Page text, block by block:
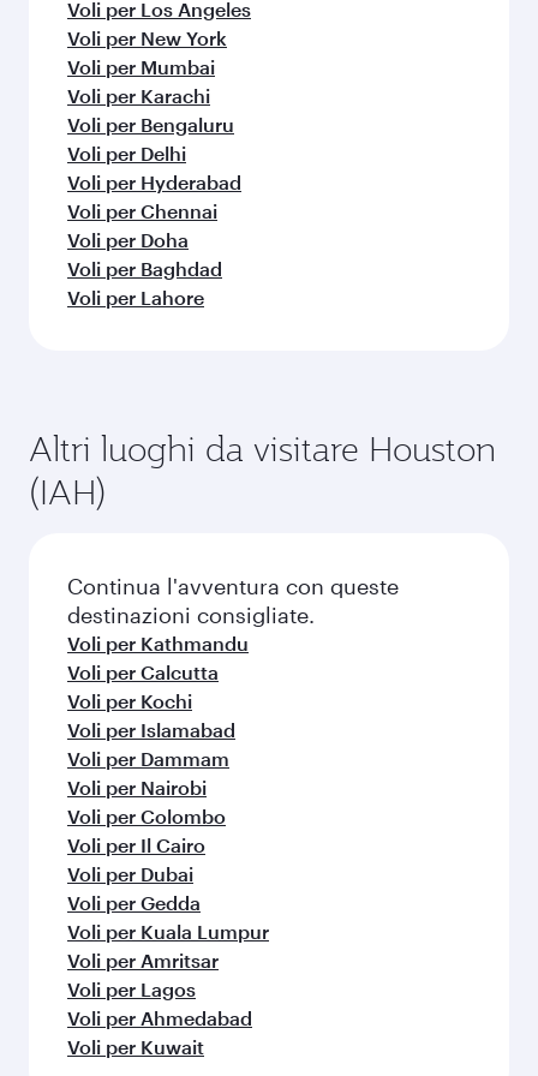
Voli per Los Angeles
Voli per New York
Voli per Mumbai
Voli per Karachi
Voli per Bengaluru
Voli per Delhi
Voli per Hyderabad
Voli per Chennai
Voli per Doha
Voli per Baghdad
Voli per Lahore
Altri luoghi da visitare Houston
(IAH)
Continua l'avventura con queste
destinazioni consigliate.
Voli per Kathmandu
Voli per Calcutta
Voli per Kochi
Voli per Islamabad
Voli per Dammam
Voli per Nairobi
Voli per Colombo
Voli per Il Cairo
Voli per Dubai
Voli per Gedda
Voli per Kuala Lumpur
Voli per Amritsar
Voli per Lagos
Voli per Ahmedabad
Voli per Kuwait